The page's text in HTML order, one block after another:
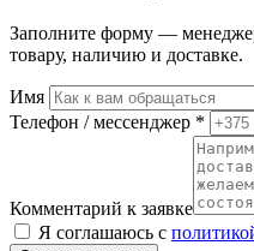
Заполните форму —
товару, наличию и доставке.
Имя
Телефон / мессенджер *
Комментарий к заявке
Я соглашаюсь с